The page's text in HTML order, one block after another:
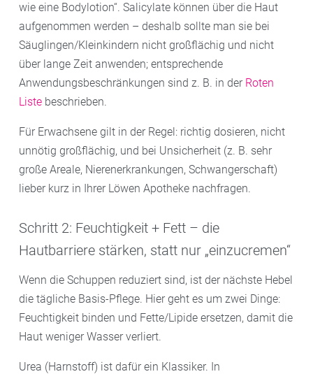
wie eine Bodylotion“. Salicylate können über die Haut
aufgenommen werden – deshalb sollte man sie bei
Säuglingen/Kleinkindern nicht großflächig und nicht
über lange Zeit anwenden; entsprechende
Anwendungsbeschränkungen sind z. B. in der Roten
Liste beschrieben.
Für Erwachsene gilt in der Regel: richtig dosieren, nicht
unnötig großflächig, und bei Unsicherheit (z. B. sehr
große Areale, Nierenerkrankungen, Schwangerschaft)
lieber kurz in Ihrer Löwen Apotheke nachfragen.
Schritt 2: Feuchtigkeit + Fett – die
Hautbarriere stärken, statt nur „einzucremen“
Wenn die Schuppen reduziert sind, ist der nächste Hebel
die tägliche Basis-Pflege. Hier geht es um zwei Dinge:
Feuchtigkeit binden und Fette/Lipide ersetzen, damit die
Haut weniger Wasser verliert.
Urea (Harnstoff) ist dafür ein Klassiker. In